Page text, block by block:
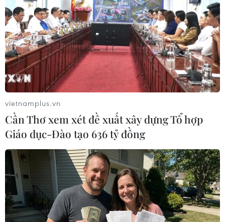
TIN LIÊN QUAN
Đồng bào Khmer đón Tết Chôl Chnăm
Thmây tại nhà do COVID-19
13/04/2020 03:04
vietnamplus.vn
Cần Thơ xem xét đề xuất xây dựng Tổ hợp
Giáo dục-Đào tạo 636 tỷ đồng